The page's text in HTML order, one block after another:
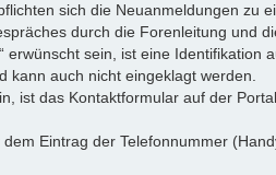
sich die Neuanmeldungen zu
durch die Forenleitung und
erwünscht sein, ist eine
kann auch nicht eingeklagt werden.
ist das Kontaktformular auf der
Eintrag der Telefonnummer